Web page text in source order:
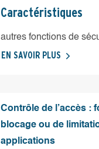
Caractéristiques
autres fonctions de
EN SAVOIR PLUS
Contrôle de l’accès :
blocage ou de
applications